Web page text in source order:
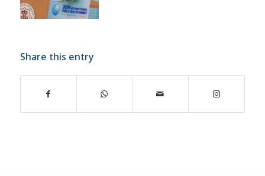
Share this entry